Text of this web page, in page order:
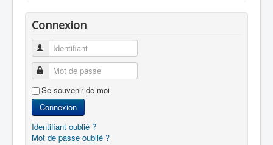
Connexion
Identifiant
Mot de passe
Se souvenir de moi
Connexion
Identifiant oublié ?
Mot de passe oublié ?